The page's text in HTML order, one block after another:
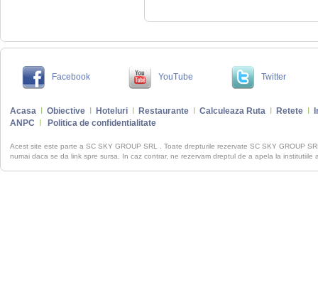
Facebook YouTube Twitter
Acasa Obiective Hoteluri Restaurante Calculeaza Ruta Retete
ANPC
Politica de confidentialitate
Acest site este parte a SC SKY GROUP SRL . Toate drepturile rezervate SC SKY GROUP
numai daca se da link spre sursa. In caz contrar, ne rezervam dreptul de a apela la institutiile